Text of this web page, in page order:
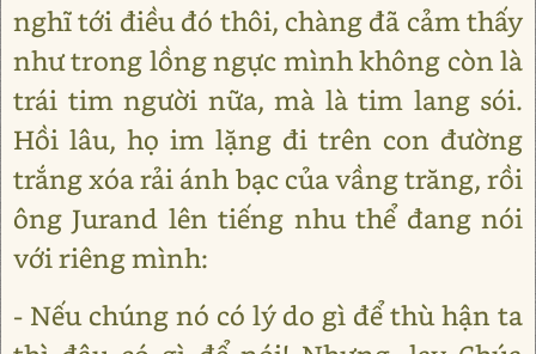
nghĩ tới điều đó thôi, chàng đã cảm thấy
như trong lồng ngực mình không còn là
trái tim người nữa, mà là tim lang sói.
Hồi lâu, họ im lặng đi trên con đường
trắng xóa rải ánh bạc của vầng trăng, rồi
ông Jurand lên tiếng nhu thể đang nói
với riêng mình:
- Nếu chúng nó có lý do gì để thù hận ta